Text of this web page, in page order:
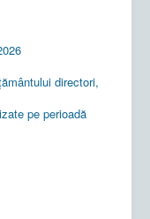
directori,
pe perioadă